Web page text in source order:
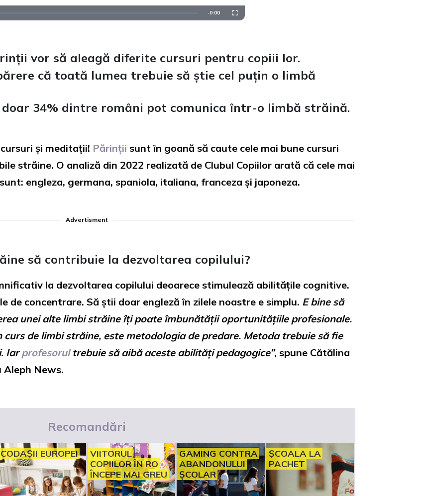
Remaining
-0:00 Fullscreen
vor să aleagă diferite cursuri pentru copiii lor.
că toată lumea trebuie să știe cel puțin o limbă
34% dintre români pot comunica într-o limbă străină.
și meditații! Părinții sunt în goană să caute cele mai bune cursuri
străine. O analiză din 2022 realizată de Clubul Copiilor arată că cele mai
engleza, germana, spaniola, italiana, franceza și japoneza.
Advertisment
să contribuie la dezvoltarea copilului?
la dezvoltarea copilului deoarece stimulează abilitățile cognitive.
concentrare. Să știi doar engleză în zilele noastre e simplu. E bine să
unei alte limbi străine îți poate îmbunătății oportunitățiile profesionale.
de limbi străine, este metodologia de predare. Metoda trebuie să fie
Iarprofesorultrebuie să aibă aceste abilități pedagogice”, spune Cătălina
Aleph News.
Recomandări
CODAȘII EUROPEI
VIITORUL
COPIILOR ÎN RO
ÎNCEPE MAI GREU
GAMING CONTRA
ABANDONULUI
ȘCOLAR
ȘCOALA LA
PACHET